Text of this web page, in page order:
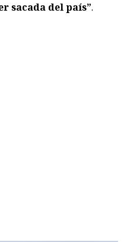
sacada del país”.